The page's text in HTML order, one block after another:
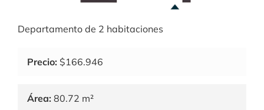
Departamento de 2 habitaciones
Precio: $166.946
Área: 80.72 m²